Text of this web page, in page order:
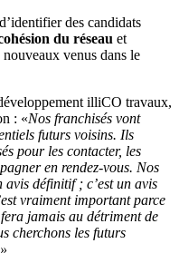
des candidats
du réseau et
venus dans le
illiCO travaux,
: «Nos franchisés vont
futurs voisins. Ils
pour les contacter, les
en rendez-vous. Nos
avis définitif ; c’est un avis
vraiment important parce
jamais au détriment de
cherchons les futurs